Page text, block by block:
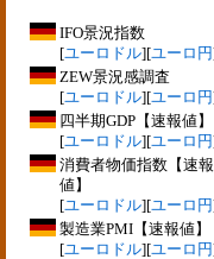
IFO景況指数
[ユーロドル][ユーロ円
ZEW景況感調査
[ユーロドル][ユーロ円
四半期GDP【速報値】
[ユーロドル][ユーロ円
消費者物価指数【速報
値】
[ユーロドル][ユーロ円
製造業PMI【速報値】
[ユーロドル][ユーロ円